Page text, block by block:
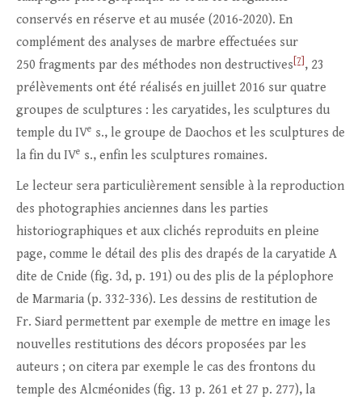
conservés en réserve et au musée (2016‑2020). En
complément des analyses de marbre effectuées sur
250 fragments par des méthodes non destructives [7] , 23
prélèvements ont été réalisés en juillet 2016 sur quatre
groupes de sculptures : les caryatides, les sculptures du
temple du IVe s., le groupe de Daochos et les sculptures de
la fin du IVe s., enfin les sculptures romaines.
Le lecteur sera particulièrement sensible à la reproduction
des photographies anciennes dans les parties
historiographiques et aux clichés reproduits en pleine
page, comme le détail des plis des drapés de la caryatide A
dite de Cnide (fig. 3d, p. 191) ou des plis de la péplophore
de Marmaria (p. 332-336). Les dessins de restitution de
Fr. Siard permettent par exemple de mettre en image les
nouvelles restitutions des décors proposées par les
auteurs ; on citera par exemple le cas des frontons du
temple des Alcméonides (fig. 13 p. 261 et 27 p. 277), la